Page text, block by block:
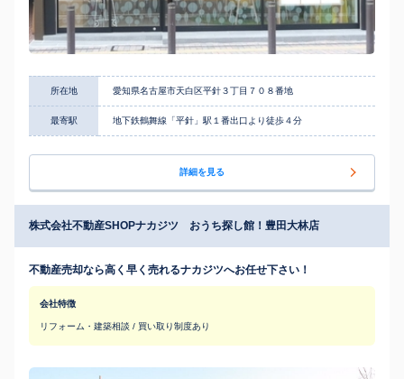
所在地 愛知県名古屋市天白区平針３丁目７０８番地
最寄駅 地下鉄鶴舞線「平針」駅１番出口より徒歩４分
詳細を見る
株式会社不動産SHOPナカジツ おうち探し館！豊田大林店
不動産売却なら高く早く売れるナカジツへお任せ下さい！
会社特徴
リフォーム・建築相談 / 買い取り制度あり